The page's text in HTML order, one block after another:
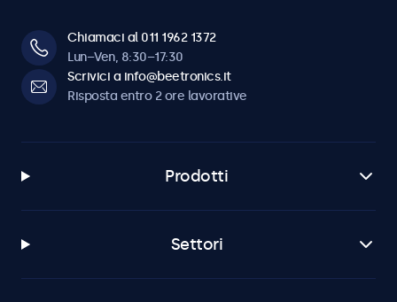
Chiamaci al 011 1962 1372
Lun–Ven, 8:30–17:30
Scrivici a info@beetronics.it
Risposta entro 2 ore lavorative
Prodotti
Settori